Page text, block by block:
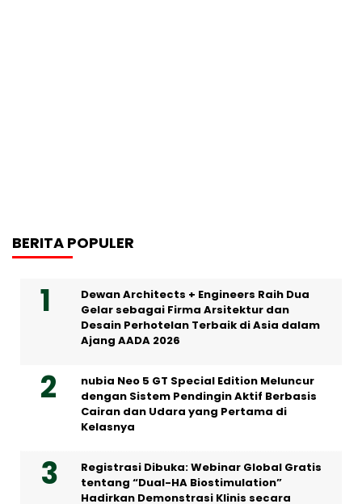
BERITA POPULER
Dewan Architects + Engineers Raih Dua
Gelar sebagai Firma Arsitektur dan
Desain Perhotelan Terbaik di Asia dalam
Ajang AADA 2026
nubia Neo 5 GT Special Edition Meluncur
dengan Sistem Pendingin Aktif Berbasis
Cairan dan Udara yang Pertama di
Kelasnya
Registrasi Dibuka: Webinar Global Gratis
tentang “Dual-HA Biostimulation”
Hadirkan Demonstrasi Klinis secara